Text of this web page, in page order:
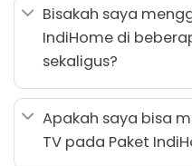
Bisakah saya
IndiHome di
sekaligus?
Apakah saya bisa
TV pada Paket